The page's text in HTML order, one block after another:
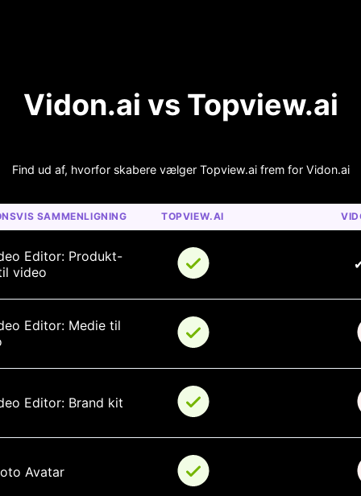
Vidon.ai vs Topview.ai
Find ud af, hvorfor skabere vælger Topview.ai frem for Vidon.ai
SAMMENLIGNING TOPVIEW.AI
Editor: Produkt-
video
Editor: Medie til
Editor: Brand kit
Avatar